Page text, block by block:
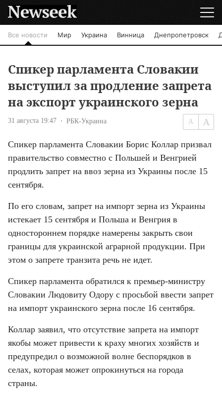
Все новости Мир Украина Винница Днепропетровск
Спикер парламента Словакии
выступил за продление запрета
на экспорт украинского зерна
31 августа 19:47 РБК-Украина
Спикер парламента Словакии Борис Коллар призвал
правительство совместно с Польшей и Венгрией
продлить запрет на ввоз зерна из Украины после 15
сентября.
По его словам, запрет на импорт зерна из Украины
истекает 15 сентября и Польша и Венгрия в
одностороннем порядке намерены закрыть свои
границы для украинской аграрной продукции. При
этом о запрете транзита речь не идет.
Спикер парламента обратился к премьер-министру
Словакии Людовиту Одору с просьбой ввести запрет
на импорт украинского зерна после 16 сентября.
Коллар заявил, что отсутствие запрета на импорт
якобы может привести к краху многих хозяйств и
предупредил о возможной волне беспорядков в
селах, которая может опрокинуться на города
страны.